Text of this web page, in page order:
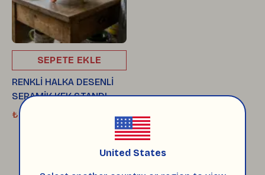
United States
SEPETE EKLE
RENKLİ HALKA DESENLİ
SERAMİK KEK STANDI
₺ 5,000.00
Seramik Kek ve Sunum